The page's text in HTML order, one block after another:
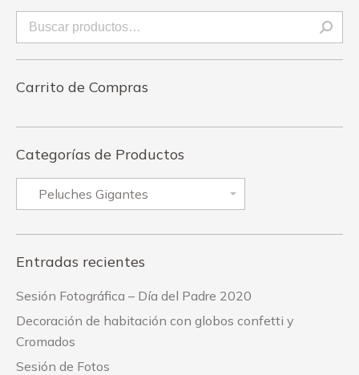
Carrito de Compras
Categorías de Productos
Entradas recientes
Sesión Fotográfica – Día del Padre 2020
Decoración de habitación con globos confetti y
Cromados
Sesión de Fotos